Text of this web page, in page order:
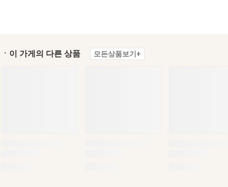
ㆍ이 가게의 다른 상품 모든상품보기+